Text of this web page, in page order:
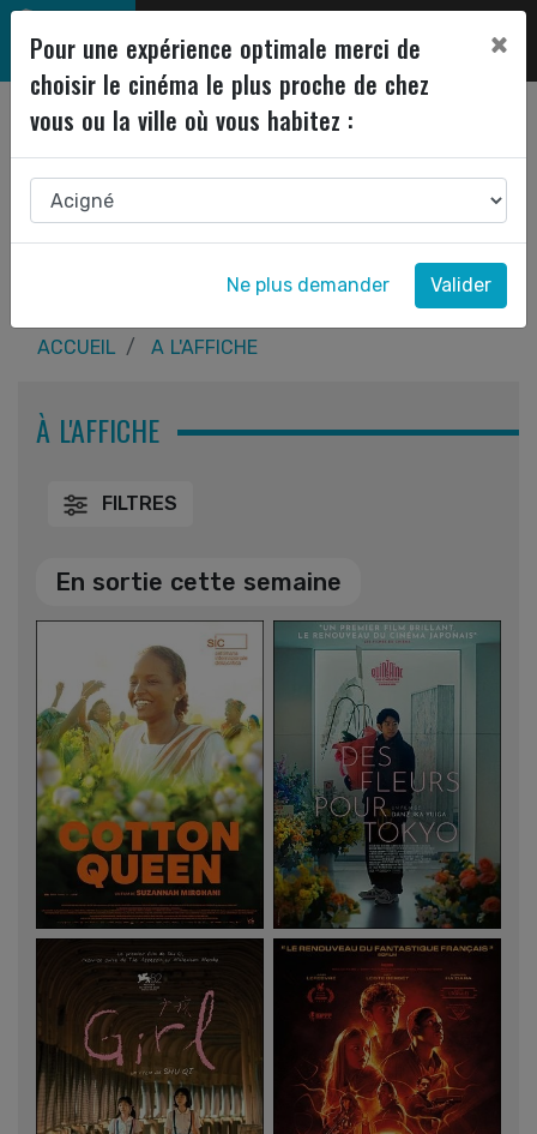
ACCUEIL A L'AFFICHE
À L'AFFICHE
FILTRES
En sortie cette semaine
Pour une expérience optimale merci de
choisir le cinéma le plus proche de chez
vous ou la ville où vous habitez :
×
Ne plus demander Valider